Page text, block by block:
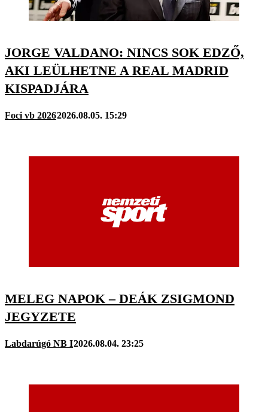
JORGE VALDANO: NINCS SOK EDZŐ,
AKI LEÜLHETNE A REAL MADRID
KISPADJÁRA
Foci vb 20262026.08.05. 15:29
MELEG NAPOK – DEÁK ZSIGMOND
JEGYZETE
Labdarúgó NB I2026.08.04. 23:25